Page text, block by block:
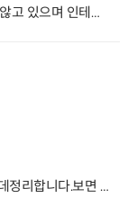
성주동 위치및 시설좋은 곳입니다.차량운행하지 않고 있으며 인테리어 깔끔하게 되어 있습니다.씨앗자원으로 키워보실분 문의주세요 2/6층
학생자원많은곳 두군데 운영으로 아깝지만 한군데정리합니다.보면 분명히 만족하시리라 확신합니다. 2/3층